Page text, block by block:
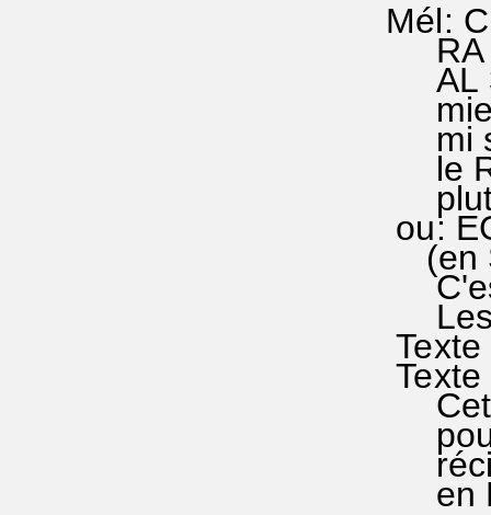
Mél:
RA
AL
mi
le
ou:
(en
Les
pour
en